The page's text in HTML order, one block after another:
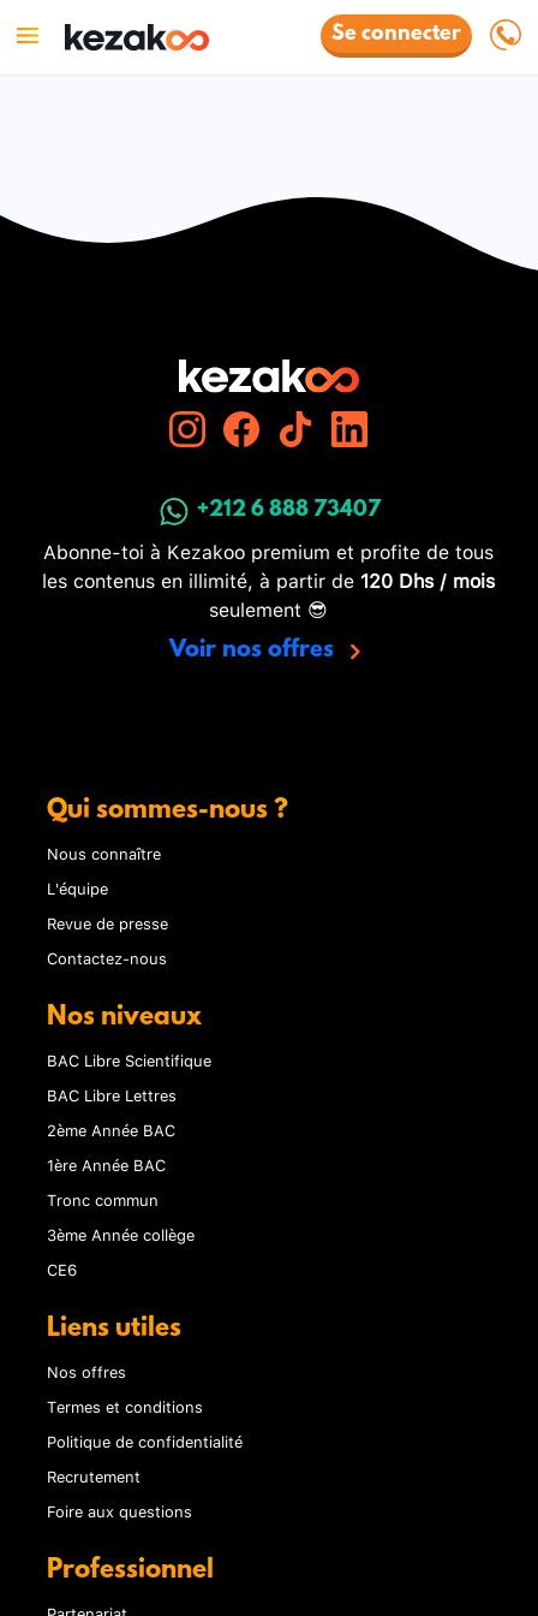
Se connecter
+212 6 888 73407
Abonne-toi à Kezakoo premium et profite de tous
les contenus en illimité, à partir de 120 Dhs / mois
seulement 😎
Voir nos offres
Qui sommes-nous ?
Nous connaître
L'équipe
Revue de presse
Contactez-nous
Nos niveaux
BAC Libre Scientifique
BAC Libre Lettres
2ème Année BAC
1ère Année BAC
Tronc commun
3ème Année collège
CE6
Liens utiles
Nos offres
Termes et conditions
Politique de confidentialité
Recrutement
Foire aux questions
Professionnel